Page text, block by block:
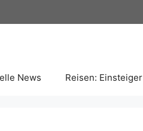
News Reisen: Einsteiger